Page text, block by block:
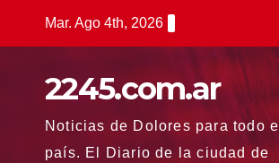
Mar. Ago 4th, 2026
2245.com.ar
Noticias de Dolores para todo el
país. El Diario de la ciudad de